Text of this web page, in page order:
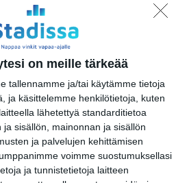
on meille tärkeää
tallennamme ja/tai käytämme tietoja
ja käsittelemme henkilötietoja, kuten
lähetettyä standarditietoa
sisällön, mainonnan ja sisällön
ja palvelujen kehittämisen
voimme suostumuksellasi
ja tunnistetietoja laitteen
klo 15:30
klo 07:00